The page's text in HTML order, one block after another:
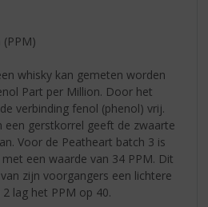
whisky kan gemeten worden
Part per Million. Door het
verbinding fenol (phenol) vrij.
een gerstkorrel geeft de zwaarte
Voor de Peatheart batch 3 is
een waarde van 34 PPM. Dit
zijn voorgangers een lichtere
lag het PPM op 40.